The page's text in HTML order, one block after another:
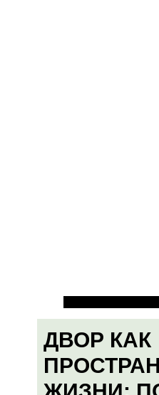
ДВОР КАК